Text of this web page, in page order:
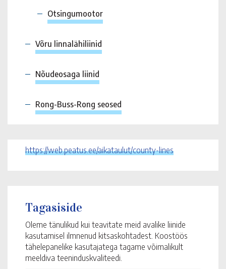
Otsingumootor
Võru linnalähiliinid
Nõudeosaga liinid
Rong-Buss-Rong seosed
https://web.peatus.ee/aikataulut/county-lines
Tagasiside
Oleme tänulikud kui teavitate meid avalike liinide
kasutamisel ilmnenud kitsaskohtadest. Koostöös
tähelepanelike kasutajatega tagame võimalikult
meeldiva teeninduskvaliteedi.